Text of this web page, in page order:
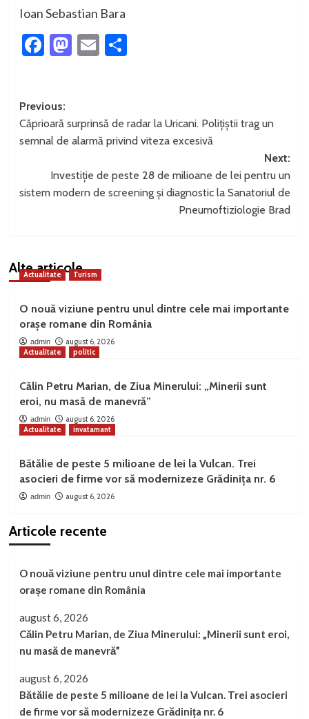
Ioan Sebastian Bara
Facebook
Mastodon
EmailPartajează
Post
navigation
Previous:
Căprioară surprinsă de radar la Uricani. Polițiștii trag un
semnal de alarmă privind viteza excesivă
Next:
Investiție de peste 28 de milioane de lei pentru un
sistem modern de screening și diagnostic la Sanatoriul de
Pneumoftiziologie Brad
Alte articole
Actualitate Turism
O nouă viziune pentru unul dintre cele mai importante
orașe romane din România
admin
august 6, 2026
Actualitate
politic
Călin Petru Marian, de Ziua Minerului: „Minerii sunt
eroi, nu masă de manevră”
admin
august 6, 2026
Actualitate
invatamant
Bătălie de peste 5 milioane de lei la Vulcan. Trei
asocieri de firme vor să modernizeze Grădinița nr. 6
admin august 6, 2026
Articole recente
O nouă viziune pentru unul dintre cele mai importante
orașe romane din România
august 6, 2026
Călin Petru Marian, de Ziua Minerului: „Minerii sunt eroi,
nu masă de manevră”
august 6, 2026
Bătălie de peste 5 milioane de lei la Vulcan. Trei asocieri
de firme vor să modernizeze Grădinița nr. 6